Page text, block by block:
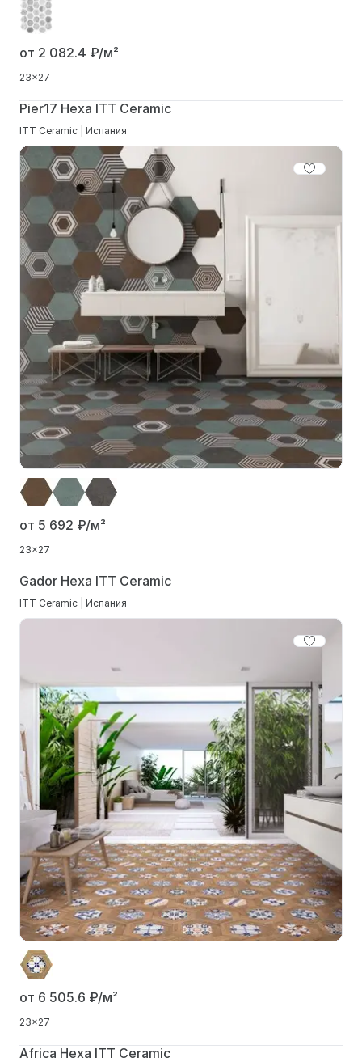
от 2 082.4 ₽/м²
23x27
Pier17 Hexa ITT Ceramic
ITT Ceramic | Испания
от 5 692 ₽/м²
23x27
Gador Hexa ITT Ceramic
ITT Ceramic | Испания
от 6 505.6 ₽/м²
23x27
Africa Hexa ITT Ceramic